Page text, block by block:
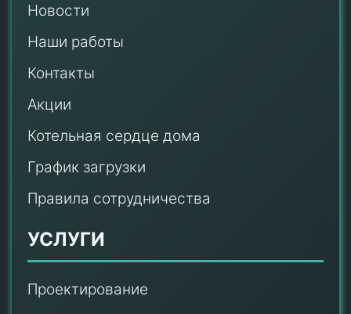
Новости
Наши работы
Контакты
Акции
Котельная сердце дома
График загрузки
Правила сотрудничества
УСЛУГИ
Проектирование